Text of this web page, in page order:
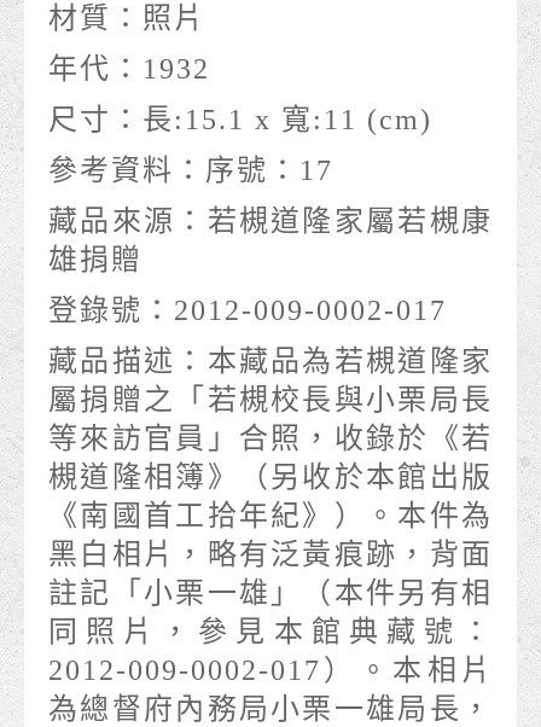
材質： 照片
年代： 1932
尺寸： 長:15.1 x 寬:11 (cm)
參考資料： 序號：17
藏品來源： 若槻道隆家屬若槻康
雄捐贈
登錄號： 2012-009-0002-017
藏品描述： 本藏品為若槻道隆家
屬捐贈之「若槻校長與小栗局長
等來訪官員」合照，收錄於《若
槻道隆相簿》（另收於本館出版
《南國首工拾年紀》）。本件為
黑白相片，略有泛黃痕跡，背面
註記「小栗一雄」（本件另有相
同照片，參見本館典藏號：
2012-009-0002-017）。本相片
為總督府內務局小栗一雄局長，